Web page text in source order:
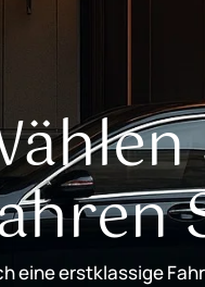
eine erstklassige